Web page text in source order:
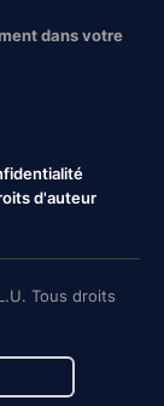
dans votre
d'auteur
Tous droits